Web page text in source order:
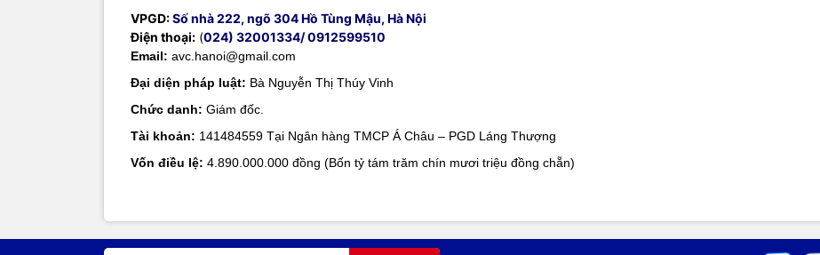
VPGD:Số nhà 222, ngõ 304 Hồ Tùng Mậu, Hà Nội
Điện thoại: (024) 32001334/ 0912599510
Email: avc.hanoi@gmail.com
Đại diện pháp luật: Bà Nguyễn Thị Thúy Vinh
Chức danh: Giám đốc.
Tài khoản: 141484559 Tại Ngân hàng TMCP Á Châu – PGD Láng Thượng
Vốn điều lệ: 4.890.000.000 đồng (Bốn tỷ tám trăm chín mươi triệu đồng chẵn)